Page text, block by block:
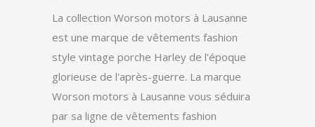
La collection Worson motors à Lausanne
est une marque de vêtements fashion
style vintage porche Harley de l'époque
glorieuse de l'après-guerre. La marque
Worson motors à Lausanne vous séduira
par sa ligne de vêtements fashion